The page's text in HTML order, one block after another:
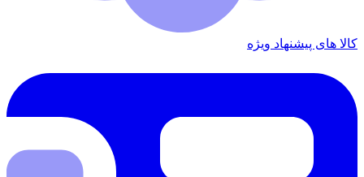
کالا های پیشنهاد ویژه